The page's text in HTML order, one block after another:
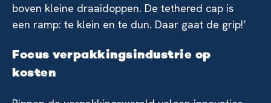
boven kleine draaidoppen. De tethered cap is
een ramp: te klein en te dun. Daar gaat de grip!’
Focus verpakkingsindustrie op
kosten